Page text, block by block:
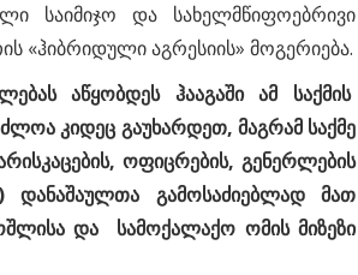
საიმიჯო და სახელმწიფოებრივი
«ჰიბრიდული აგრესიის» მოგერიება.
აწყობდეს ჰააგაში ამ საქმის
კიდეც გაუხარდეთ, მაგრამ საქმე
ოფიცრების, გენერლების
დანაშაულთა გამოსაძიებლად მათ
და სამოქალაქო ომის მიზეზი